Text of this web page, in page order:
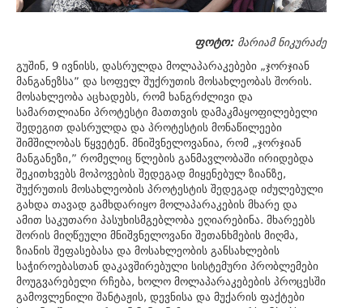
ფოტო: მარიამ ნიკურაძე
გუშინ, 9 ივნისს, დასრულდა მოლაპარაკებები „ჯორჯიან
მანგანეზსა” და სოფელ შუქრუთის მოსახლეობას შორის.
მოსახლეობა აცხადებს, რომ ხანგრძლივი და
სამართლიანი პროტესტი მათთვის დამაკმაყოფილებელი
შედეგით დასრულდა და პროტესტის მონაწილეები
შიმშილობას წყვეტენ. მნიშვნელოვანია, რომ „ჯორჯიან
მანგანეზი,” რომელიც წლების განმავლობაში ირიდებდა
შეკითხვებს მოპოვების შედეგად მიყენებულ ზიანზე,
შუქრუთის მოსახლეობის პროტესტის შედეგად იძულებული
გახდა თავად გამხდარიყო მოლაპარაკების მხარე და
ამით საკუთარი პასუხისმგებლობა ეღიარებინა. მხარეებს
შორის მიღწეული მნიშვნელოვანი შეთანხმების მიღმა,
ზიანის შეფასებასა და მოსახლეობის განსახლების
საჭიროებასთან დაკავშირებული სისტემური პრობლემები
მოუგვარებელი რჩება, ხოლო მოლაპარაკებების პროცესში
გამოვლენილი შანტაჟის, დევნისა და მუქარის ფაქტები